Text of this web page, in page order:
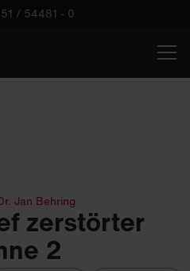
/ 54481 - 0
Jan Behring
zerstörter
2